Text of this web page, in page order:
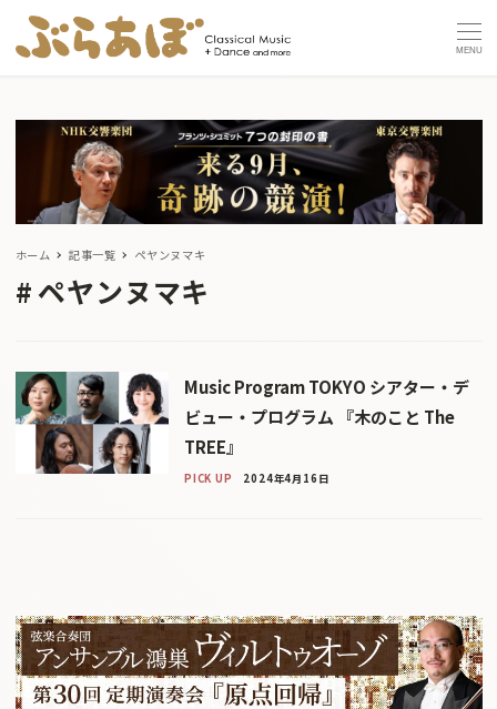
MENU
ホーム 記事一覧 ペヤンヌマキ
ペヤンヌマキ
Music Program TOKYO シアター・デ
ビュー・プログラム 『木のこと The
TREE』
PICK UP 2024年4月16日